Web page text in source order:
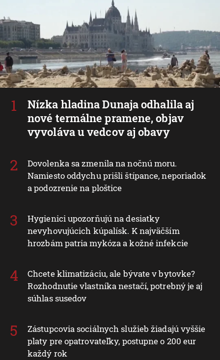
Nízka hladina Dunaja odhalila aj
nové termálne pramene, objav
vyvoláva u vedcov aj obavy
Dovolenka sa zmenila na nočnú moru.
Namiesto oddychu prišli štípance, neporiadok
a podozrenie na ploštice
Hygienici upozorňujú na desiatky
nevyhovujúcich kúpalísk. K najväčším
hrozbám patria mykóza a kožné infekcie
Chcete klimatizáciu, ale bývate v bytovke?
Rozhodnutie vlastníka nestačí, potrebný je aj
súhlas susedov
Zástupcovia sociálnych služieb žiadajú vyššie
platy pre opatrovateľky, postupne o 200 eur
každý rok